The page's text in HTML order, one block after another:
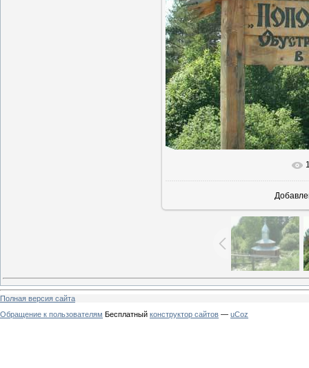
Полная версия сайта
Обращение к пользователям Бесплатный конструктор сайтов — uCoz